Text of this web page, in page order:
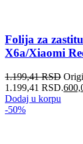
Folija za
X6a/Xiaomi
1.199,41RSD
1.199,41 RSD.
Dodaj u korpu
-50%